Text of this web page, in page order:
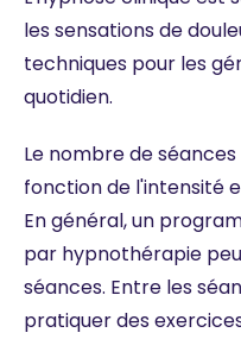
les sensations de
techniques pour les
quotidien.
Le nombre de
fonction de l'intensité
En général, un
par hypnothérapie
séances. Entre les
pratiquer des